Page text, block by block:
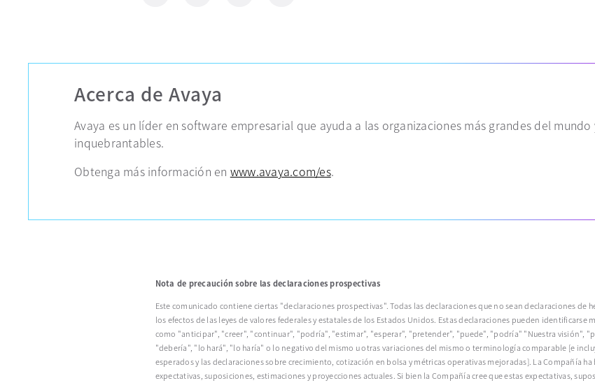
Acerca de Avaya
Avaya es un líder en software empresarial que ayuda a las organizaciones más grandes del
inquebrantables.
Obtenga más información en www.avaya.com/es.
Nota de precaución sobre las declaraciones prospectivas
Este comunicado contiene ciertas "declaraciones prospectivas". Todas las declaraciones que no sean declaraciones de
los efectos de las leyes de valores federales y estatales de los Estados Unidos. Estas declaraciones pueden
como "anticipar", "creer", "continuar", "podría", "estimar", "esperar", "pretender", "puede", "podría" "Nuestra visión",
"debería", "lo hará", "lo haría" o lo negativo del mismo u otras variaciones del mismo o terminología comparable [e
esperados y las declaraciones sobre crecimiento, cotización en bolsa y métricas operativas mejoradas]. La Compañía
expectativas, suposiciones, estimaciones y proyecciones actuales. Si bien la Compañía cree que estas expectativas,